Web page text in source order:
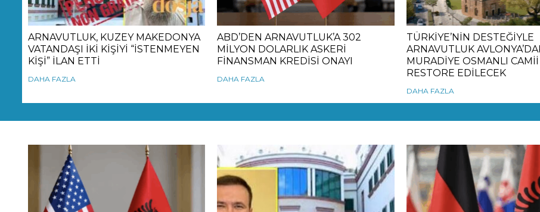
ARNAVUTLUK, KUZEY MAKEDONYA
VATANDAŞI İKİ KİŞİYİ “İSTENMEYEN
KİŞİ” İLAN ETTİ
DAHA FAZLA
ABD’DEN ARNAVUTLUK’A 302
MİLYON DOLARLIK ASKERİ
FİNANSMAN KREDİSİ ONAYI
DAHA FAZLA
TÜRKİYE’NİN DESTEĞİYLE
ARNAVUTLUK
MURADİYE OSMANLI CAMİİ
RESTORE EDİLECEK
DAHA FAZLA